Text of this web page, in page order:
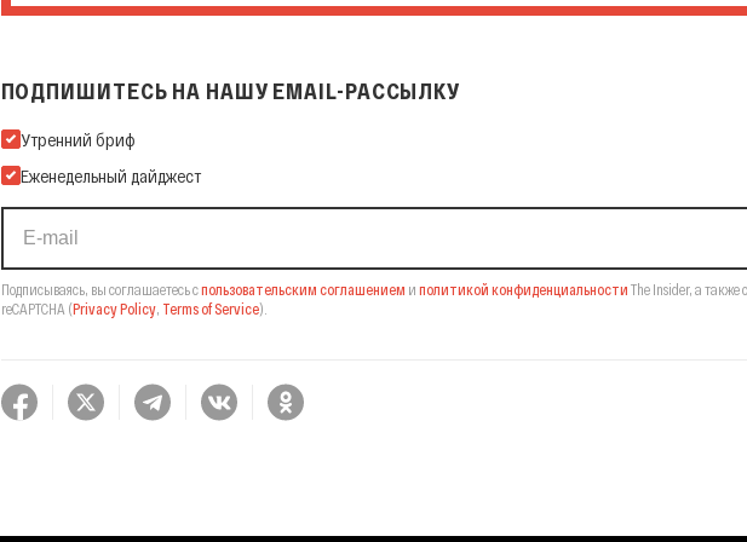
ПОДПИШИТЕСЬ НА НАШУ EMAIL-РАССЫЛКУ
Подпишитесь на нашу Email-рассылку
Утренний бриф
Еженедельный дайджест
Подписываясь, вы соглашаетесь спользовательским соглашением и политикой конфиденциальности The Insider, а также
reCAPTCHA (Privacy Policy, Terms of Service).